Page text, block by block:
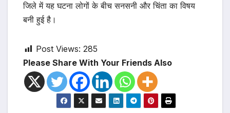
जिले में यह घटना लोगों के बीच सनसनी और चिंता का विषय
बनी हुई है।
Post Views: 285
Please Share With Your Friends Also